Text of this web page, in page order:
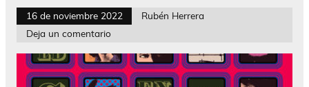
16 de noviembre 2022
Rubén Herrera
Deja un comentario